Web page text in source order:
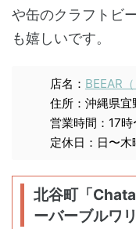
や缶のクラフトビ
も嬉しいです。
店名： BEEAR
住所：沖縄県
営業時間：17時
定休日：日〜木
北谷町「
ーバーブルワ